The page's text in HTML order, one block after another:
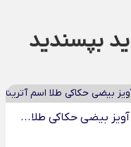
بپسندید